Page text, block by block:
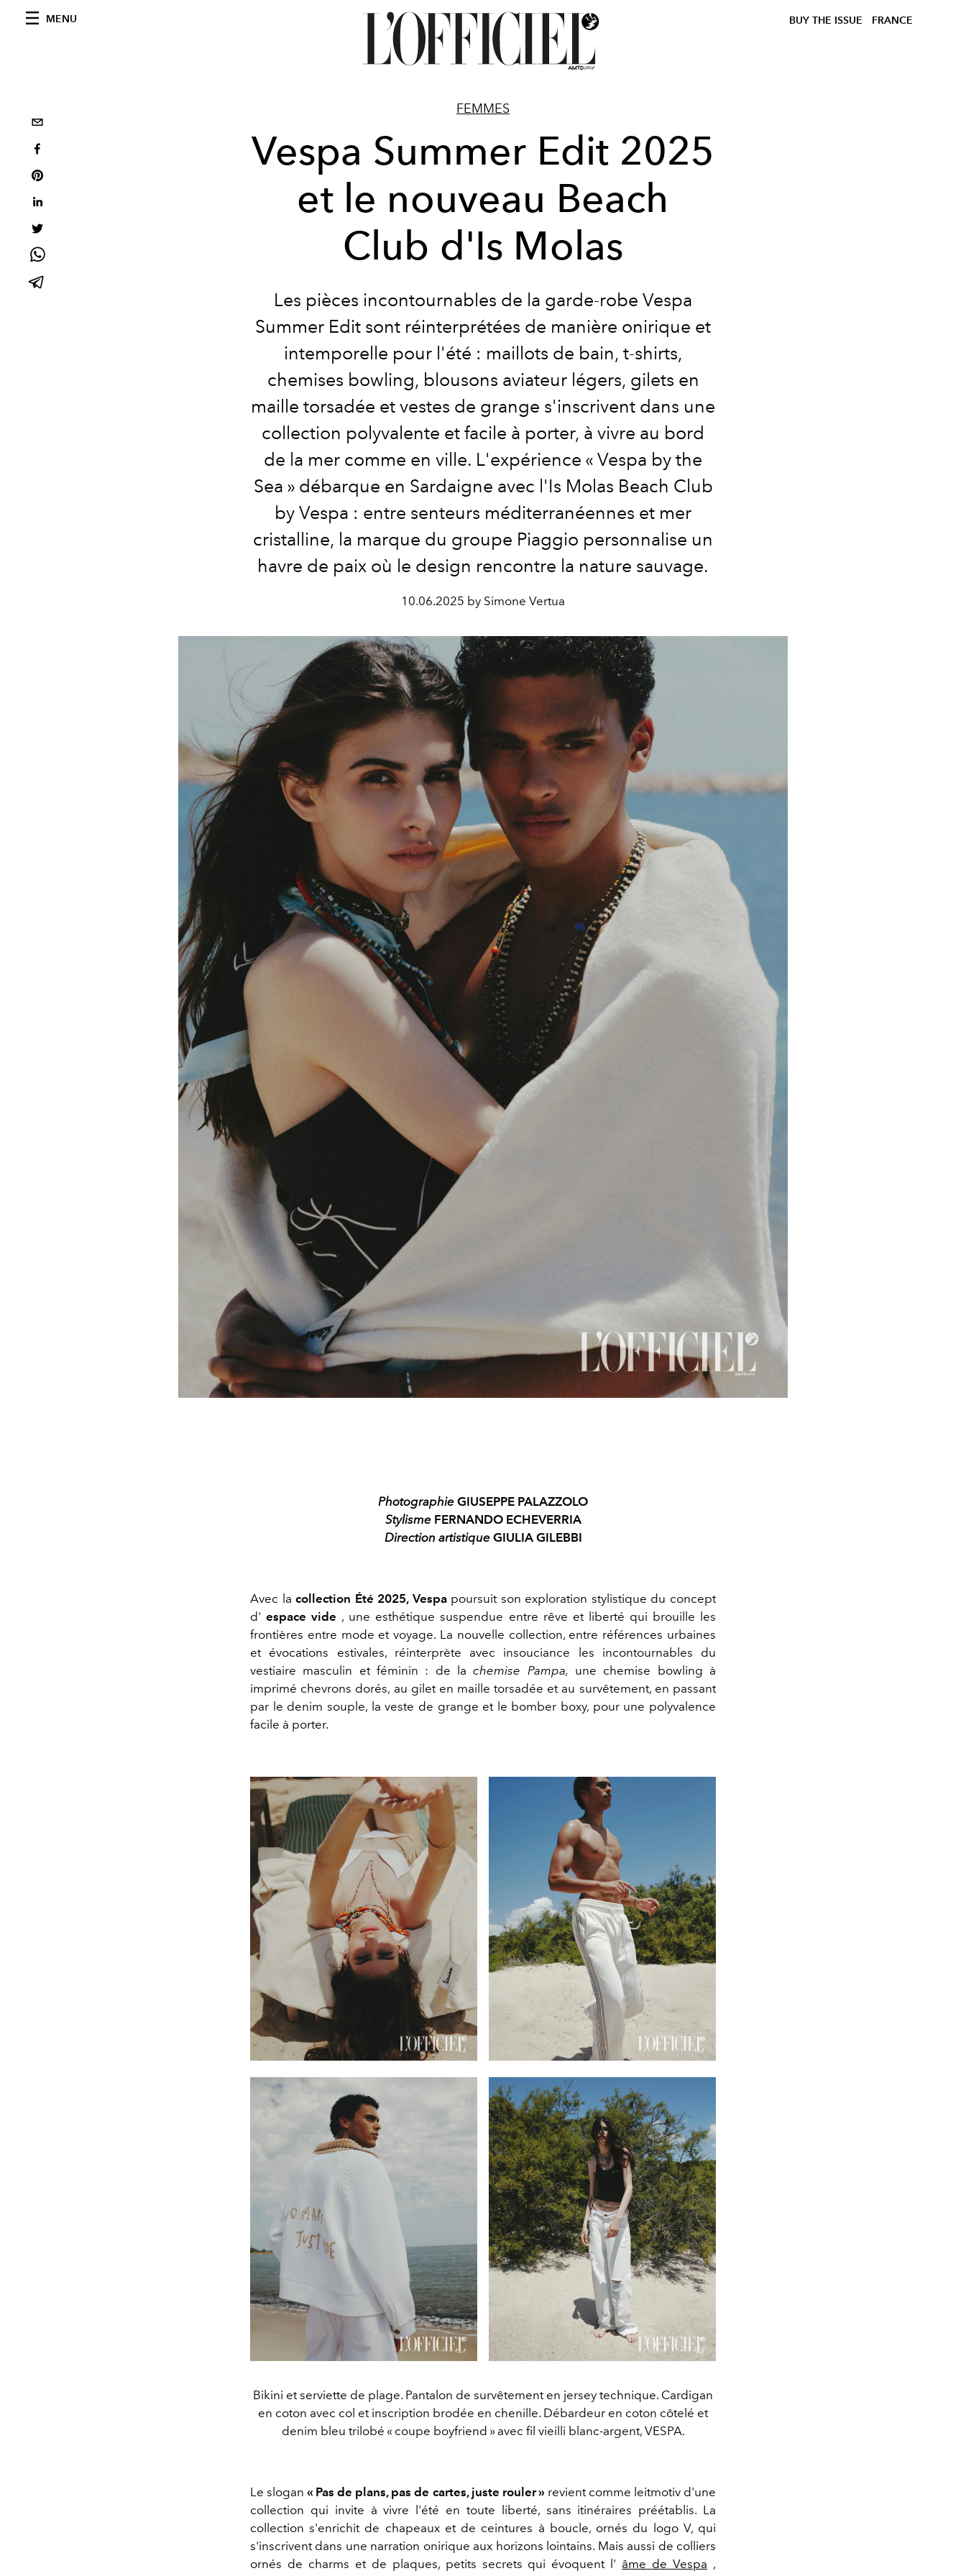
MENU BUY THE ISSUE FRANCE
FEMMES
Vespa Summer Edit 2025
et le nouveau Beach
Club d'Is Molas
Les pièces incontournables de la garde-robe Vespa
Summer Edit sont réinterprétées de manière onirique et
intemporelle pour l'été : maillots de bain, t-shirts,
chemises bowling, blousons aviateur légers, gilets en
maille torsadée et vestes de grange s'inscrivent dans une
collection polyvalente et facile à porter, à vivre au bord
de la mer comme en ville. L'expérience « Vespa by the
Sea » débarque en Sardaigne avec l'Is Molas Beach Club
by Vespa : entre senteurs méditerranéennes et mer
cristalline, la marque du groupe Piaggio personnalise un
havre de paix où le design rencontre la nature sauvage.
10.06.2025 by Simone Vertua
Photographie GIUSEPPE PALAZZOLO
StylismeFERNANDO ECHEVERRIA
Direction artistique GIULIA GILEBBI
Avec lacollection Été 2025, Vespapoursuit son exploration stylistique du concept
d'espace vide , une esthétique suspendue entre rêve et liberté qui brouille les
frontières entre mode et voyage. La nouvelle collection, entre références urbaines
et évocations estivales, réinterprète avec insouciance les incontournables du
vestiaire masculin et féminin : de lachemise Pampa, une chemise bowling à
imprimé chevrons dorés, au gilet en maille torsadée et au survêtement, en passant
par le denim souple, la veste de grange et le bomber boxy, pour une polyvalence
facile à porter.
Bikini et serviette de plage. Pantalon de survêtement en jersey technique. Cardigan
en coton avec col et inscription brodée en chenille. Débardeur en coton côtelé et
denim bleu trilobé « coupe boyfriend » avec fil vieilli blanc-argent, VESPA.
Le slogan« Pas de plans, pas de cartes, juste rouler »revient comme leitmotiv d'une
collection qui invite à vivre l'été en toute liberté, sans itinéraires préétablis. La
collection s'enrichit de chapeaux et de ceintures à boucle, ornés du logo V, qui
s'inscrivent dans une narration onirique aux horizons lointains. Mais aussi de colliers
ornés de charms et de plaques, petits secrets qui évoquent l' âme de Vespa ,